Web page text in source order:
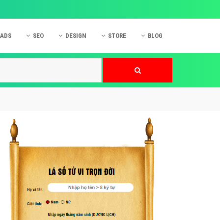
cáo Online
cáo Skype
cáo TVC
cáo Cốc Cốc
ứng dụng hay
SEO DESIGN
Hỏi đáp Website
STORE BLOG